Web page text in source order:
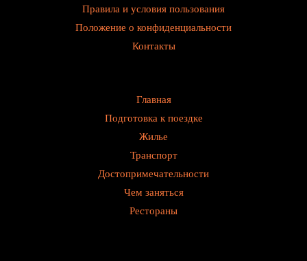
Правила и условия пользования
Положение о конфиденциальности
Контакты
Главная
Подготовка к поездке
Жилье
Транспорт
Достопримечательности
Чем заняться
Рестораны